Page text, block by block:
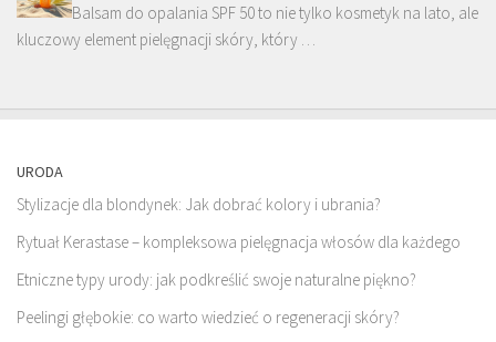
Balsam do opalania SPF 50 to nie tylko kosmetyk na lato, ale
kluczowy element pielęgnacji skóry, który …
URODA
Stylizacje dla blondynek: Jak dobrać kolory i ubrania?
Rytuał Kerastase – kompleksowa pielęgnacja włosów dla każdego
Etniczne typy urody: jak podkreślić swoje naturalne piękno?
Peelingi głębokie: co warto wiedzieć o regeneracji skóry?